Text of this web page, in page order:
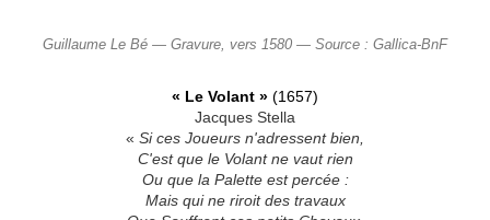
Guillaume Le Bé — Gravure, vers 1580 — Source : Gallica-BnF
« Le Volant » (1657)
Jacques Stella
« Si ces Joueurs n'adressent bien,
C'est que le Volant ne vaut rien
Ou que la Palette est percée :
Mais qui ne riroit des travaux